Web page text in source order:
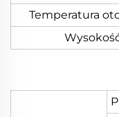
Temperatura